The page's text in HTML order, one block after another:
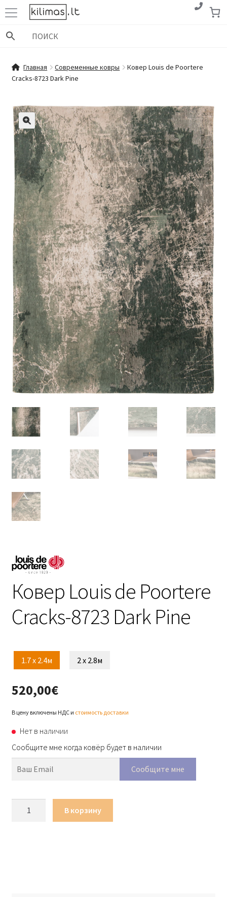
Перейти
навигации
Перейти
содержимому
Главная Современные ковры
Ковер Louis de Poortere
Cracks-8723 Dark Pine
🔍
Ковер Louis de Poortere
Cracks-8723 Dark Pine
1.7 x 2.4м 2 x 2.8м
520,00€
В цену включены НДС и стоимость доставки
Нет в наличии
Сообщите мне когда ковёр будет в наличии
В корзину